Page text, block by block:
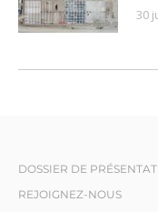
30
DOSSIER DE
REJOIGNEZ-NOUS